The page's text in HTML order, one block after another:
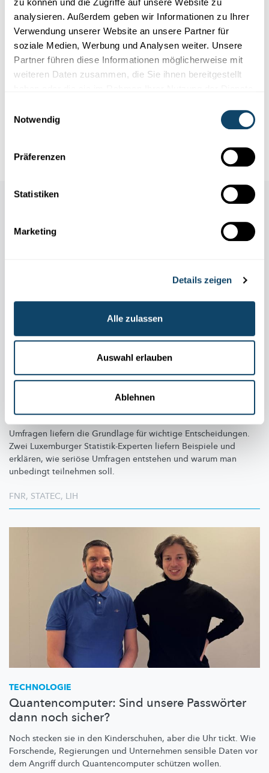
zu können und die Zugriffe auf unsere Website zu
analysieren. Außerdem geben wir Informationen zu Ihrer
Verwendung unserer Website an unsere Partner für
soziale Medien, Werbung und Analysen weiter. Unsere
Partner führen diese Informationen möglicherweise mit
weiteren Daten zusammen, die Sie ihnen bereitgestellt
Notwendig
Präferenzen
Statistiken
Marketing
Details zeigen
Alle zulassen
Auswahl erlauben
Ablehnen
Wissenschaftsangebote für Schule und Freizeit
HERAUSRAGENDE FÖRDERUNG DER WISSENSCHAFT IN DER
FNR-Awards 2022: Junge Menschen für die
Sergio Coronado und sein Team werden für die Luxembourg
Tech School (LTS) mit einem Preis
AM 20. OKTOBER
Umfragen: Darum zählt jede Stimme
Umfragen liefern die Grundlage für wichtige Entscheidungen.
Zwei Luxemburger Statistik-Experten liefern Beispiele und
erklären, wie seriöse Umfragen entstehen und warum man
unbedingt teilnehmen soll.
FNR, STATEC, LIH
TECHNOLOGIE
Quantencomputer: Sind unsere Passwörter
dann noch sicher?
Noch stecken sie in den Kinderschuhen, aber die Uhr tickt. Wie
Forschende, Regierungen und Unternehmen sensible Daten vor
dem Angriff durch Quantencomputer schützen wollen.